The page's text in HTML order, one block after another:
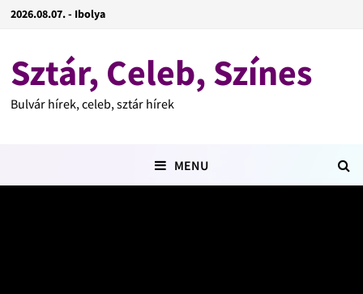
2026.08.07. - Ibolya
Sztár, Celeb, Színes
Bulvár hírek, celeb, sztár hírek
MENU